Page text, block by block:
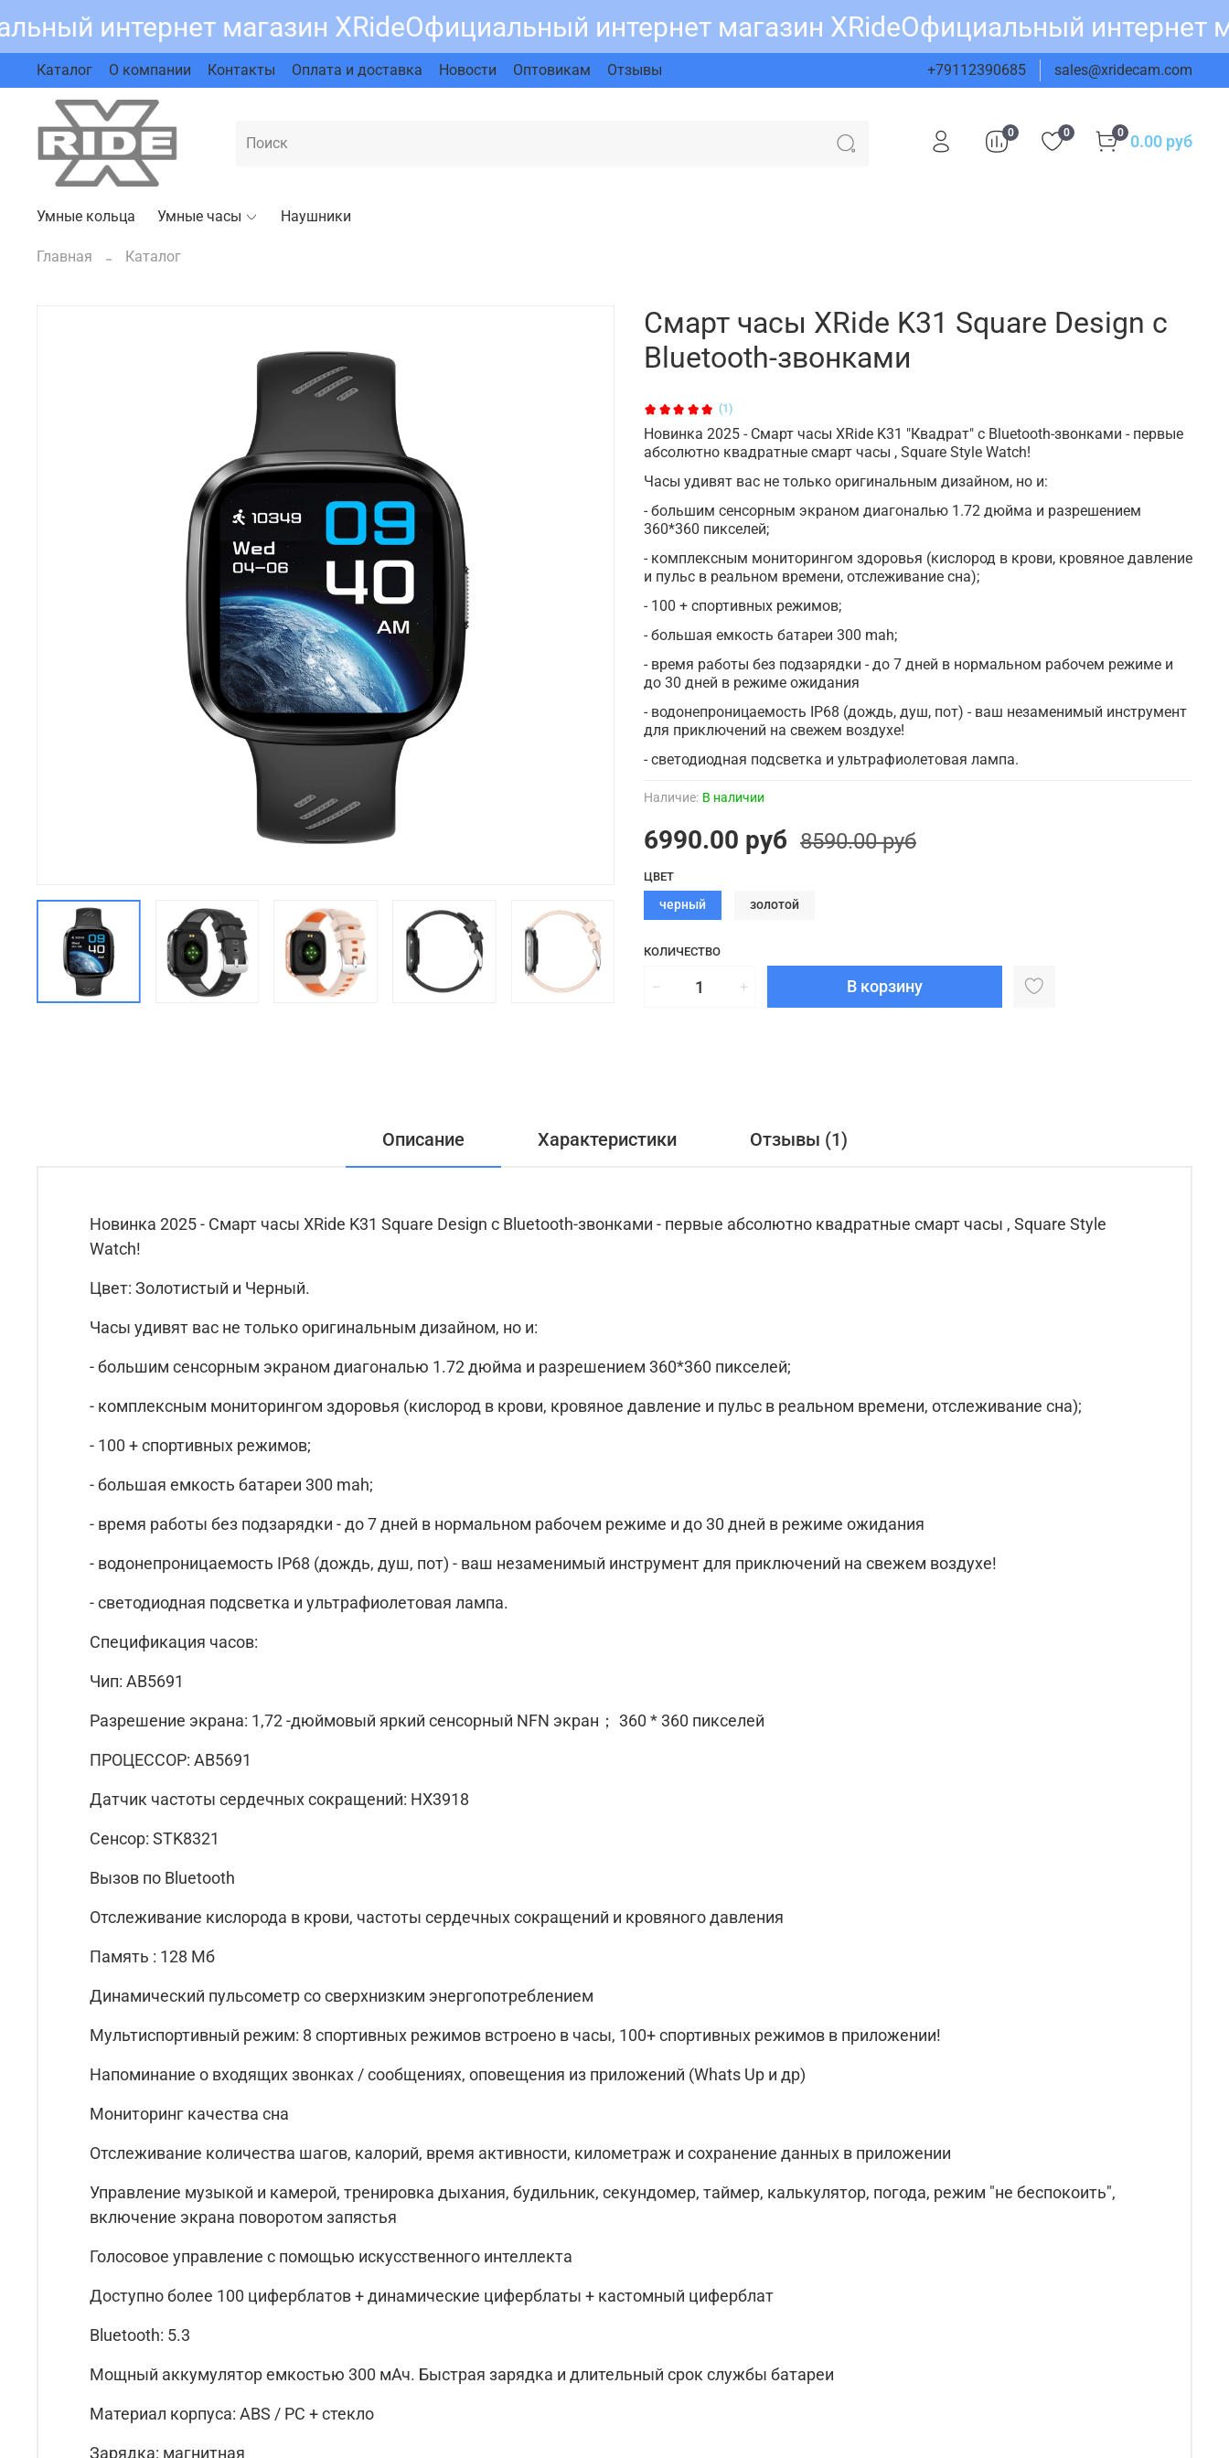
интернет магазин XRideОфициальный интернет магазин XRideОфициальный интернет
Каталог О компании Контакты Оплата и доставка Новости Оптовикам Отзывы +79112390685 sales@xridecam.com
0 0 0 0.00 руб
Умные кольца Умные часы Наушники
Главная Каталог
(1)
Наличие: В наличии
Смарт часы XRide K31 Square Design c
Bluetooth-звонками
6990.00 руб 8590.00 руб
КОЛИЧЕСТВО
В корзину
ЦВЕТ
черный золотой
Новинка 2025 - Смарт часы XRide K31 "Квадрат" c Bluetooth-звонками - первые
абсолютно квадратные смарт часы , Square Style Watch!
Часы удивят вас не только оригинальным дизайном, но и:
- большим сенсорным экраном диагональю 1.72 дюйма и разрешением
360*360 пикселей;
- комплексным мониторингом здоровья (кислород в крови, кровяное давление
и пульс в реальном времени, отслеживание сна);
- 100 + спортивных режимов;
- большая емкость батареи 300 mah;
- время работы без подзарядки - до 7 дней в нормальном рабочем режиме и
до 30 дней в режиме ожидания
- водонепроницаемость IP68 (дождь, душ, пот) - ваш незаменимый инструмент
для приключений на свежем воздухе!
- светодиодная подсветка и ультрафиолетовая лампа.
Описание Характеристики Отзывы (1)
Новинка 2025 - Смарт часы XRide K31 Square Design c Bluetooth-звонками - первые абсолютно квадратные смарт часы , Square Style
Watch!
Цвет: Золотистый и Черный.
Часы удивят вас не только оригинальным дизайном, но и:
- большим сенсорным экраном диагональю 1.72 дюйма и разрешением 360*360 пикселей;
- комплексным мониторингом здоровья (кислород в крови, кровяное давление и пульс в реальном времени, отслеживание сна);
- 100 + спортивных режимов;
- большая емкость батареи 300 mah;
- время работы без подзарядки - до 7 дней в нормальном рабочем режиме и до 30 дней в режиме ожидания
- водонепроницаемость IP68 (дождь, душ, пот) - ваш незаменимый инструмент для приключений на свежем воздухе!
- светодиодная подсветка и ультрафиолетовая лампа.
Спецификация часов:
Чип: AB5691
Разрешение экрана: 1,72 -дюймовый яркий сенсорный NFN экран； 360 * 360 пикселей
ПРОЦЕССОР: AB5691
Датчик частоты сердечных сокращений: HX3918
Cенсор: STK8321
Вызов по Bluetooth
Отслеживание кислорода в крови, частоты сердечных сокращений и кровяного давления
Память : 128 Мб
Динамический пульсометр со сверхнизким энергопотреблением
Мультиспортивный режим: 8 спортивных режимов встроено в часы, 100+ спортивных режимов в приложении!
Напоминание о входящих звонках / сообщениях, оповещения из приложений (Whats Up и др)
Мониторинг качества сна
Отслеживание количества шагов, калорий, время активности, километраж и сохранение данных в приложении
Управление музыкой и камерой, тренировка дыхания, будильник, секундомер, таймер, калькулятор, погода, режим "не беспокоить",
включение экрана поворотом запястья
Голосовое управление с помощью искусственного интеллекта
Доступно более 100 циферблатов + динамические циферблаты + кастомный циферблат
Bluetooth: 5.3
Мощный аккумулятор емкостью 300 мАч. Быстрая зарядка и длительный срок службы батареи
Материал корпуса: ABS / PC + стекло
Зарядка: магнитная